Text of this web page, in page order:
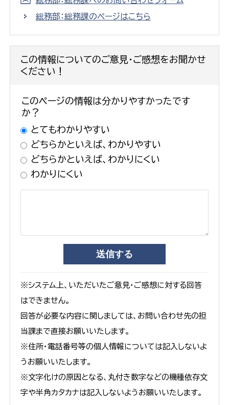
総務部：総務課のページはこちら
この情報についてのご意見・ご感想をお聞かせ
ください！
このページの情報は分かりやすかったです
か？
とてもわかりやすい
どちらかといえば、わかりやすい
どちらかといえば、わかりにくい
わかりにくい
※システム上、いただいたご意見・ご感想に対する回答
はできません。
回答が必要な内容に関しましては、お問い合わせ先の担
当課まで直接お願いいたします。
※住所・電話番号等の個人情報については記入しないよ
うお願いいたします。
※文字化けの原因となる、丸付き数字などの機種依存文
字や半角カタカナは記入しないようお願いいたします。